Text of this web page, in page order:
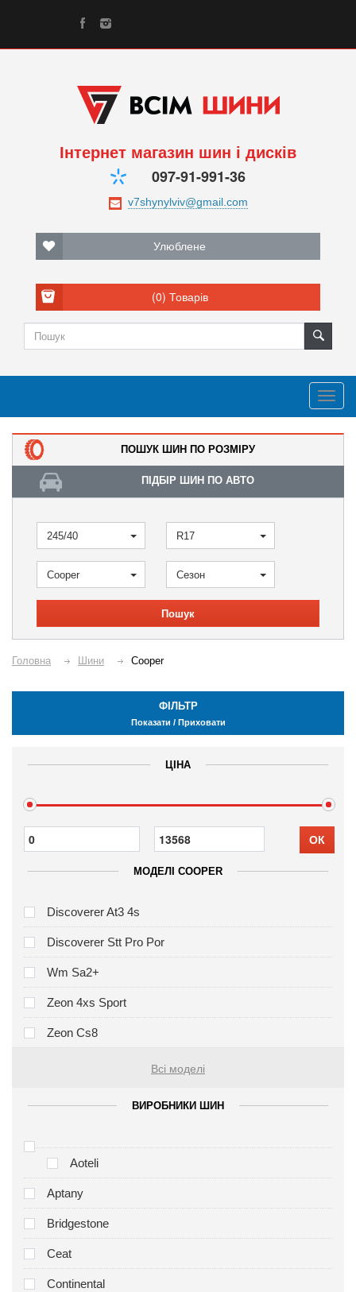
Інтернет магазин шин і дисків
097-91-991-36
Улюблене
(0) Товарів
ПОШУК ШИН ПО РОЗМІРУ
ПІДБІР ШИН ПО АВТО
245/40 R17
Cooper Сезон
Пошук
Головна Шини Cooper
ФІЛЬТР
Показати / Приховати
ЦІНА
ОК
МОДЕЛІ COOPER
Discoverer At3 4s
Discoverer Stt Pro Por
Wm Sa2+
Zeon 4xs Sport
Zeon Cs8
Всі моделі
ВИРОБНИКИ ШИН
Aoteli
Aptany
Bridgestone
Ceat
Continental